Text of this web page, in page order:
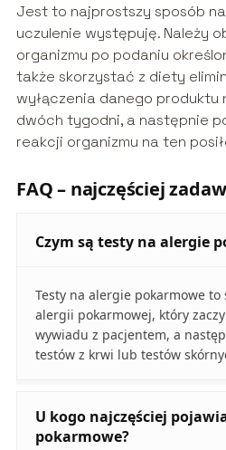
Jest to najprostszy sposób
uczulenie występuję. Należy
organizmu po podaniu
także skorzystać z diety
wyłączenia danego produktu
dwóch tygodni, a następnie
reakcji organizmu na ten
FAQ – najczęściej
Czym są testy na alergie
Testy na alergie pokarmowe
alergii pokarmowej, który
wywiadu z pacjentem, a
testów z krwi lub testów
U kogo najczęściej
pokarmowe?